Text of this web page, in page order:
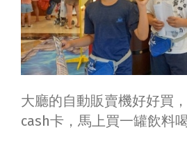
大廳的自動販賣機好好買
cash卡，馬上買一罐飲料